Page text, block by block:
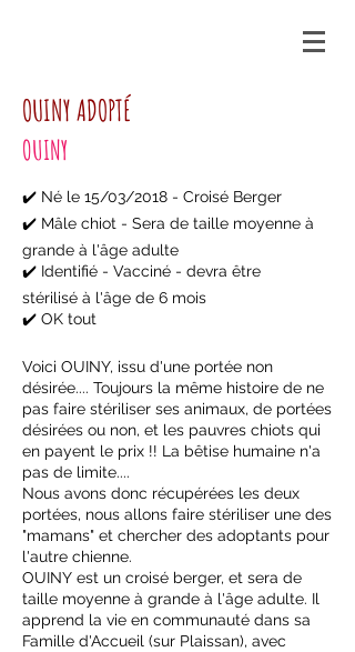
OUINY ADOPTÉ
OUINY
✔️ Né le 15/03/2018 - Croisé Berger
✔️ Mâle chiot - Sera de taille moyenne à
grande à l'âge adulte
✔️ Identifié - Vacciné - devra être
stérilisé à l'âge de 6 mois
✔️ OK tout
Voici OUINY, issu d'une portée non
désirée.... Toujours la même histoire de ne
pas faire stériliser ses animaux, de portées
désirées ou non, et les pauvres chiots qui
en payent le prix !! La bêtise humaine n'a
pas de limite....
Nous avons donc récupérées les deux
portées, nous allons faire stériliser une des
"mamans" et chercher des adoptants pour
l'autre chienne.
OUINY est un croisé berger, et sera de
taille moyenne à grande à l'âge adulte. Il
apprend la vie en communauté dans sa
Famille d'Accueil (sur Plaissan), avec